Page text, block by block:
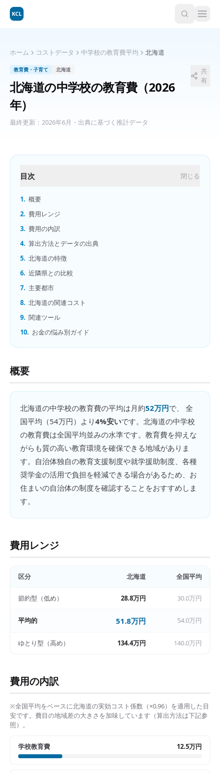
KCL
ホーム コストデータ 中学校の教育費平均 北海道
教育費・子育て 北海道
北海道の中学校の教育費（2026
年）
最終更新： 2026年6月 ・出典に基づく推計データ
共
有
目次 閉じる
1. 概要
2. 費用レンジ
3. 費用の内訳
4. 算出方法とデータの出典
5. 北海道の特徴
6. 近隣県との比較
7. 主要都市
8. 北海道の関連コスト
9. 関連ツール
10. お金の悩み別ガイド
概要
北海道の中学校の教育費の平均は月約52万円で、 全
国平均（54万円）より4%安いです。 北海道の中学校
の教育費は全国平均並みの水準です。教育費を抑えな
がらも質の高い教育環境を確保できる地域がありま
す。自治体独自の教育支援制度や就学援助制度、各種
奨学金の活用で負担を軽減できる場合があるため、お
住まいの自治体の制度を確認することをおすすめしま
す。
費用レンジ
区分 北海道 全国平均
節約型（低め） 28.8万円 30.0万円
平均的 51.8万円 54.0万円
ゆとり型（高め） 134.4万円 140.0万円
費用の内訳
※全国平均をベースに北海道の実効コスト係数（×0.96）を適用した目
安です。費目の地域差の大きさを加味しています（算出方法は下記参
照）。
学校教育費 12.5万円